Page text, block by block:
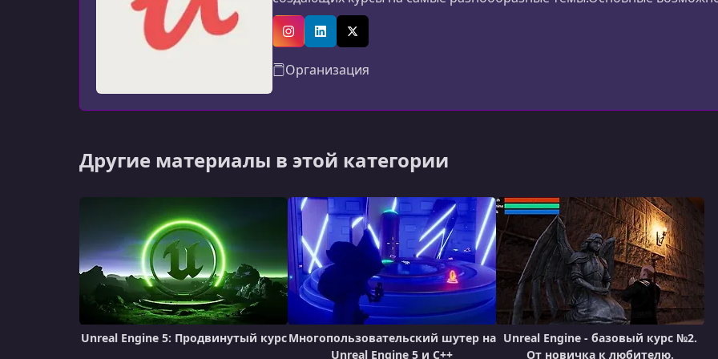
программирования и дизайна до маркетинга, психологии и личной
авторов: материалы создаются специалистами из разных
InstagramLinkedInX (Twitter)
Организация
Другие материалы в этой категории
Unreal Engine 5: Продвинутый курсМногопользовательский шутер на
Unreal Engine 5 и C++
Unreal Engine - базовый курс №2.
От новичка к любителю.